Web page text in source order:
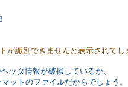
が識別できませんと表示されて
ッダ情報が破損しているか、
ットのファイルだからでしょう。